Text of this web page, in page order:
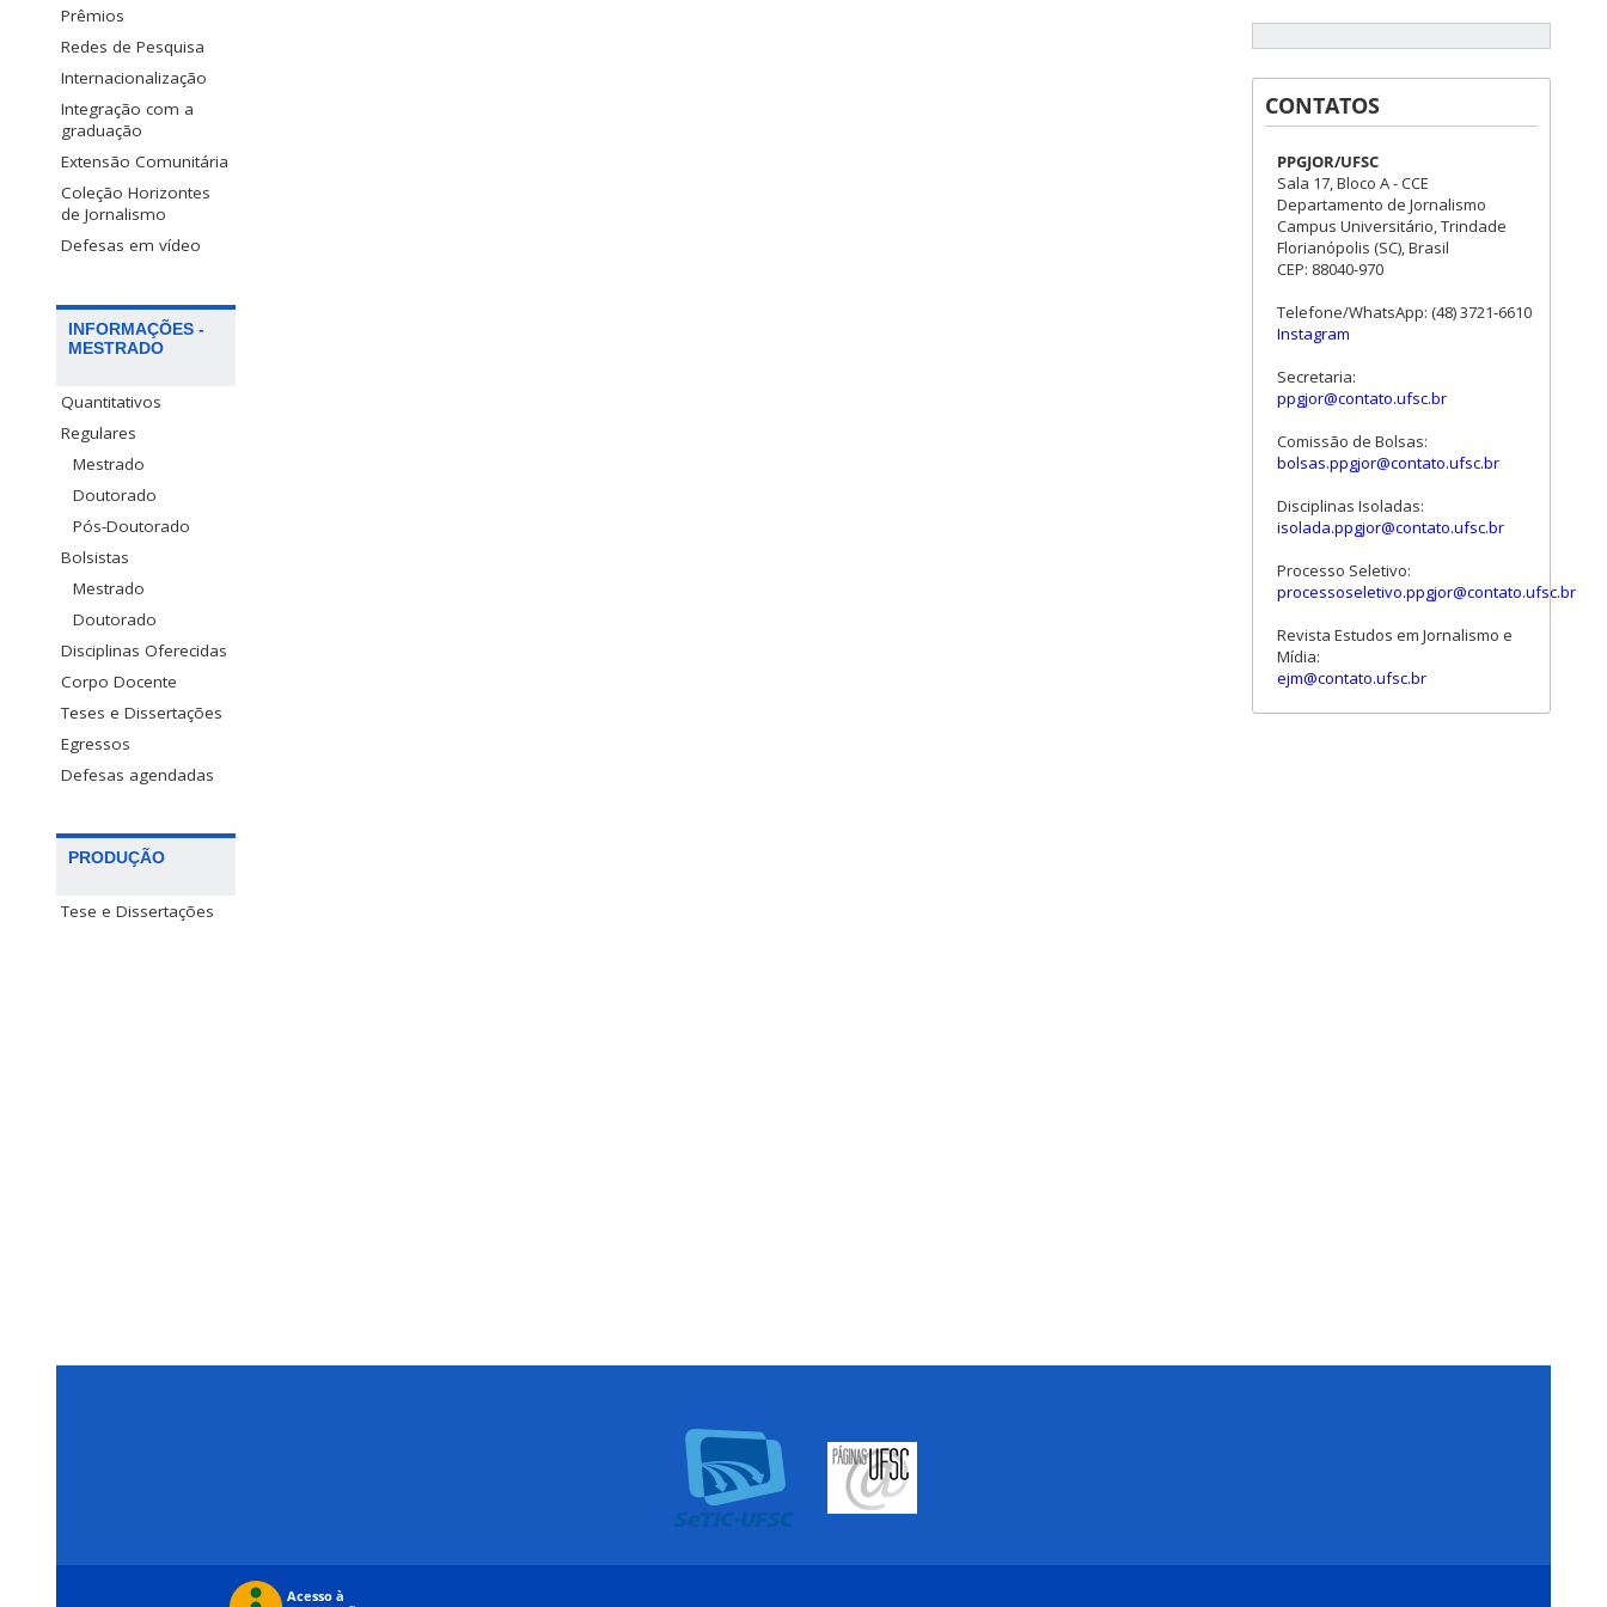
Prêmios
Redes de Pesquisa
Internacionalização
Integração com a
graduação
Extensão Comunitária
Coleção Horizontes
de Jornalismo
Defesas em vídeo
INFORMAÇÕES -
MESTRADO
Quantitativos
Regulares
Mestrado
Doutorado
Pós-Doutorado
Bolsistas
Mestrado
Doutorado
Disciplinas Oferecidas
Corpo Docente
Teses e Dissertações
Egressos
Defesas agendadas
PRODUÇÃO
Tese e Dissertações
CONTATOS
PPGJOR/UFSC
Sala 17, Bloco A - CCE
Departamento de Jornalismo
Campus Universitário, Trindade
Florianópolis (SC), Brasil
CEP: 88040-970
Telefone/WhatsApp: (48) 3721-6610
Instagram
Secretaria:
ppgjor@contato.ufsc.br
Comissão de Bolsas:
bolsas.ppgjor@contato.ufsc.br
Disciplinas Isoladas:
isolada.ppgjor@contato.ufsc.br
Processo Seletivo:
processoseletivo.ppgjor@contato.ufsc.br
Revista Estudos em Jornalismo e
Mídia:
ejm@contato.ufsc.br